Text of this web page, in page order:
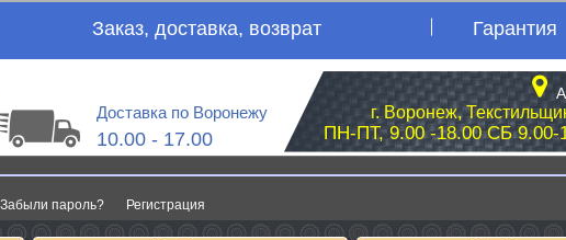
Заказ, доставка, возврат Гарантия
Доставка по Воронежу
10.00 - 17.00
г. Воронеж,
ПН-ПТ, 9.00 -18.00 СБ 9.00-
Забыли пароль? Регистрация